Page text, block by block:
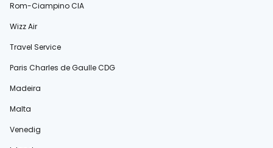
Rom-Ciampino CIA
Wizz Air
Travel Service
Paris Charles de Gaulle CDG
Madeira
Malta
Venedig